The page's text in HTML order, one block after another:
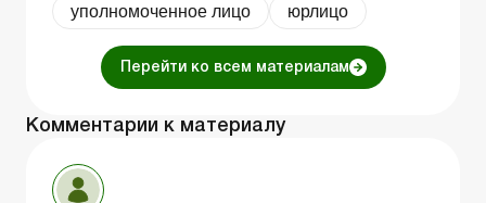
уполномоченное лицо
юрлицо
Перейти ко всем материалам
Комментарии к материалу